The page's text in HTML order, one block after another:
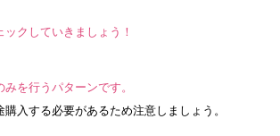
クしていきましょう！
を行うパターンです。
入する必要があるため注意しましょう。